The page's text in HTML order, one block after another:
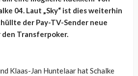
04. Laut „Sky“ ist dies weiterhin
der Pay-TV-Sender neue
Transferpoker.
Klaas-Jan Huntelaar hat Schalke